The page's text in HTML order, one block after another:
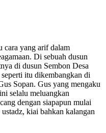
cara yang arif dalam
Di sebuah dusun
di dusun Sembon Desa
itu dikembangkan di
Sopan. Gus yang mengaku
selalu meluangkan
dengan siapapun mulai
kiai bahkan kalangan